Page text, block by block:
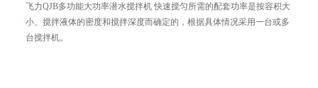
飞力QJB多功能大功率潜水搅拌机 快速搅匀所需的配套功率是按容积大
小、搅拌液体的密度和搅拌深度而确定的，根据具体情况采用一台或多
台搅拌机。